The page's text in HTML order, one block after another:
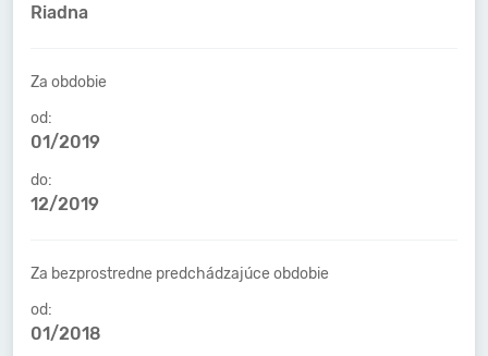
Riadna
Za obdobie
od:
01/2019
do:
12/2019
Za bezprostredne predchádzajúce obdobie
od:
01/2018